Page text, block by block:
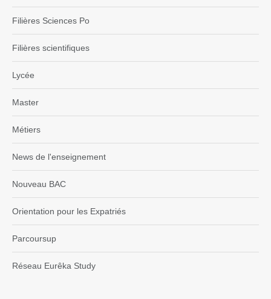
Filières Sciences Po
Filières scientifiques
Lycée
Master
Métiers
News de l'enseignement
Nouveau BAC
Orientation pour les Expatriés
Parcoursup
Réseau Eurêka Study